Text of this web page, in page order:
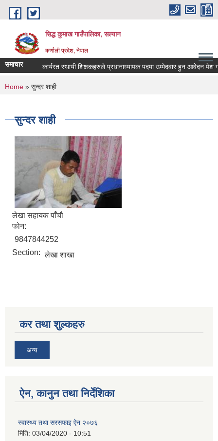
Skip to main content
सिद्ध कुमाख गाउँपालिका, सल्यान
कर्णाली प्रदेश, नेपाल
समाचार कार्यरत स्थायी शिक्षकहरुले प्रधानाध्यापक पदमा उम्मेदवार हुन आवेदन पेश गर्ने
You are here
Home » सुन्दर शाही
सुन्दर शाही
लेखा सहायक पाँचौ
फोन:
9847844252
Section: लेखा शाखा
कर तथा शुल्कहरु
अन्य
ऐन, कानुन तथा निर्देशिका
स्वास्थ्य तथा सरसफाइ ऐन २०७६
मिति: 03/04/2020 - 10:51